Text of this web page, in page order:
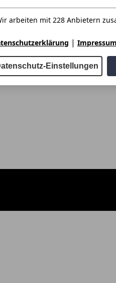
arbeiten mit 228 Anbietern
| Impressum
Einstellungen